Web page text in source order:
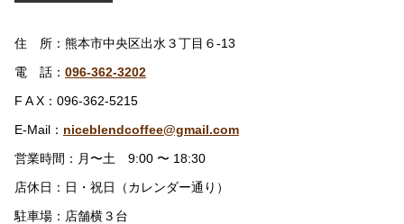
住 所：熊本市中央区出水３丁目６-13
電 話： 096-362-3202
F A X：096-362-5215
E-Mail： niceblendcoffee@gmail.com
営業時間：月〜土 9:00 〜 18:30
店休日：日・祝日（カレンダー通り）
駐車場：店舗横３台